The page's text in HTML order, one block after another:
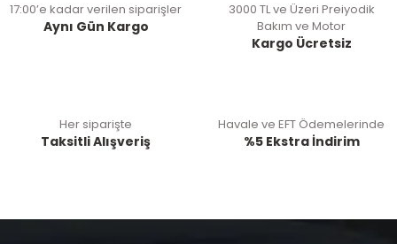
17:00’e kadar verilen siparişler
Aynı Gün Kargo
3000 TL ve Üzeri Preiyodik
Bakım ve Motor
Kargo Ücretsiz
Her siparişte
Taksitli Alışveriş
Havale ve EFT Ödemelerinde
%5 Ekstra İndirim